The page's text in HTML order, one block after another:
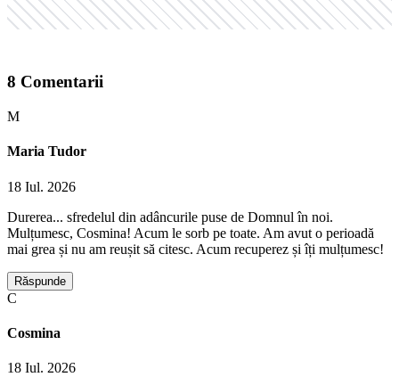
8 Comentarii
M
Maria Tudor
18 Iul. 2026
Durerea... sfredelul din adâncurile puse de Domnul în noi.
Mulțumesc, Cosmina! Acum le sorb pe toate. Am avut o perioadă
mai grea și nu am reușit să citesc. Acum recuperez și îți mulțumesc!
Răspunde
C
Cosmina
18 Iul. 2026